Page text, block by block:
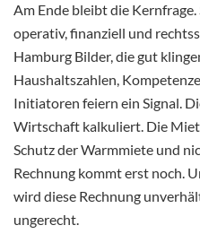
Am Ende bleibt die
operativ, finanziell und
Hamburg Bilder, die gut
Haushaltszahlen,
Initiatoren feiern ein Signal.
Wirtschaft kalkuliert. Die
Schutz der Warmmiete und
Rechnung kommt erst noch.
wird diese Rechnung
ungerecht.